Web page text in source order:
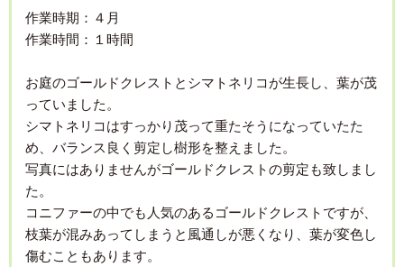
作業時期：４月
作業時間：１時間
お庭のゴールドクレストとシマトネリコが生長し、葉が茂
っていました。
シマトネリコはすっかり茂って重たそうになっていたた
め、バランス良く剪定し樹形を整えました。
写真にはありませんがゴールドクレストの剪定も致しまし
た。
コニファーの中でも人気のあるゴールドクレストですが、
枝葉が混みあってしまうと風通しが悪くなり、葉が変色し
傷むこともあります。